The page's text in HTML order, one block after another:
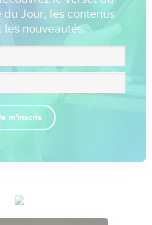
du Jour, les contenus
les nouveautés.
m'inscris